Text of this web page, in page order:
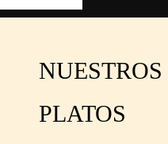
NUESTROS
PLATOS